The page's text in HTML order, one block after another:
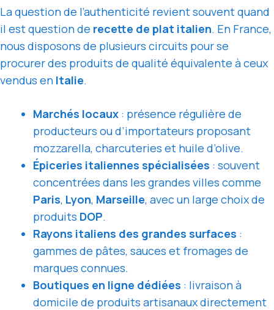
La question de l’authenticité revient souvent quand
il est question de recette de plat italien. En France,
nous disposons de plusieurs circuits pour se
procurer des produits de qualité équivalente à ceux
vendus en Italie.
Marchés locaux : présence régulière de
producteurs ou d’importateurs proposant
mozzarella, charcuteries et huile d’olive.
Épiceries italiennes spécialisées : souvent
concentrées dans les grandes villes comme
Paris, Lyon, Marseille, avec un large choix de
produits DOP.
Rayons italiens des grandes surfaces :
gammes de pâtes, sauces et fromages de
marques connues.
Boutiques en ligne dédiées : livraison à
domicile de produits artisanaux directement